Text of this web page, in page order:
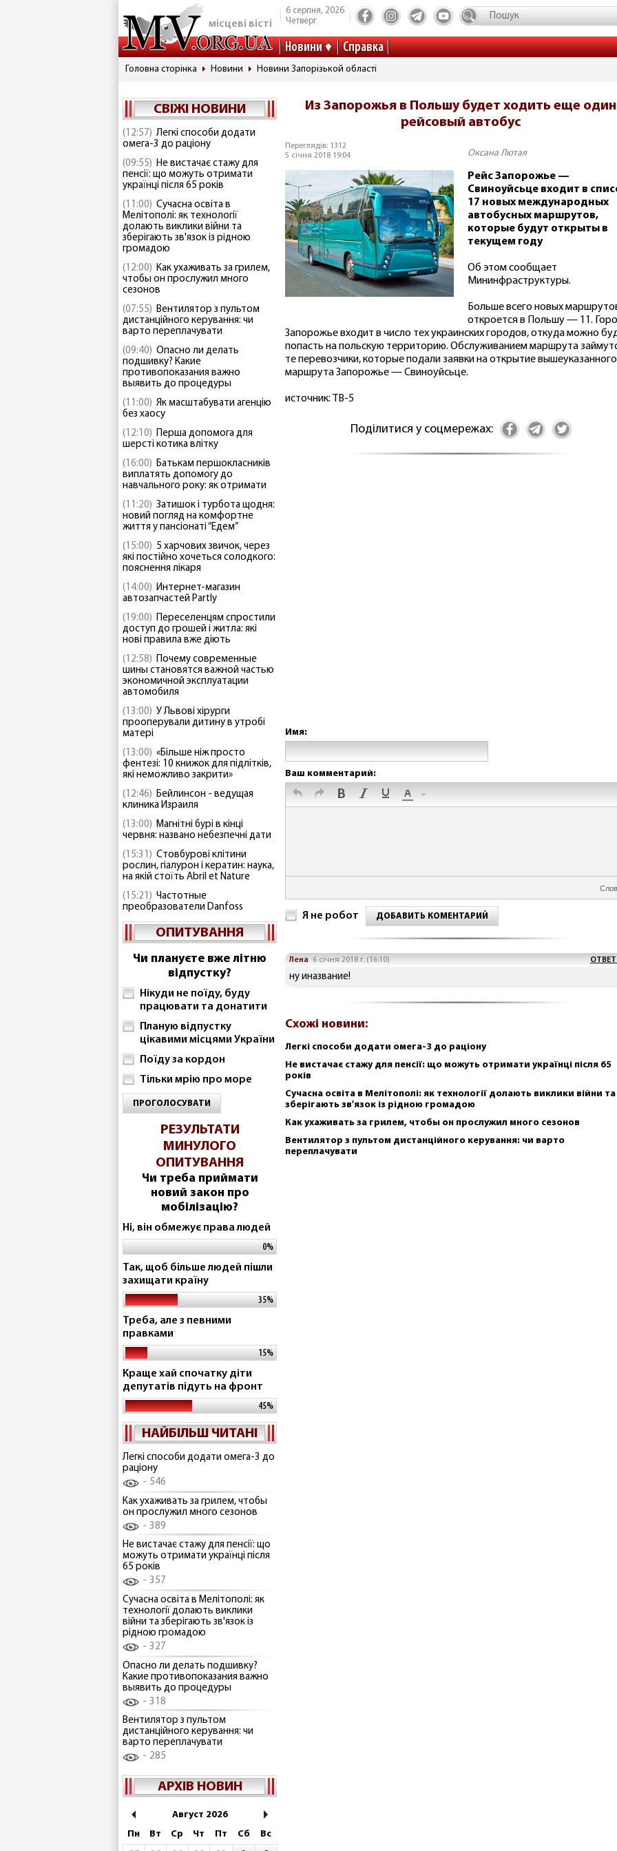
місцеві вісті
6 серпня, 2026
Четверг
Новини Справка
Головна сторінка Новини Новини Запорізькой області
СВІЖІ НОВИНИ
(12:57) Легкі способи додати
омега-3 до раціону
(09:55) Не вистачає стажу для
пенсії: що можуть отримати
українці після 65 років
(11:00) Сучасна освіта в
Мелітополі: як технології
долають виклики війни та
зберігають зв'язок із рідною
громадою
(12:00) Как ухаживать за грилем,
чтобы он прослужил много
сезонов
(07:55) Вентилятор з пультом
дистанційного керування: чи
варто переплачувати
(09:40) Опасно ли делать
подшивку? Какие
противопоказания важно
выявить до процедуры
(11:00) Як масштабувати агенцію
без хаосу
(12:10) Перша допомога для
шерсті котика влітку
(16:00) Батькам першокласників
виплатять допомогу до
навчального року: як отримати
(11:20) Затишок і турбота щодня:
новий погляд на комфортне
життя у пансіонаті “Едем”
(15:00) 5 харчових звичок, через
які постійно хочеться солодкого:
пояснення лікаря
(14:00) Интернет-магазин
автозапчастей Partly
(19:00) Переселенцям спростили
доступ до грошей і житла: які
нові правила вже діють
(12:58) Почему современные
шины становятся важной частью
экономичной эксплуатации
автомобиля
(13:00) У Львові хірурги
прооперували дитину в утробі
матері
(13:00) «Більше ніж просто
фентезі: 10 книжок для підлітків,
які неможливо закрити»
(12:46) Бейлинсон - ведущая
клиника Израиля
(13:00) Магнітні бурі в кінці
червня: названо небезпечні дати
(15:31) Стовбурові клітини
рослин, гіалурон і кератин: наука,
на якій стоїть Abril et Nature
(15:21) Частотные
преобразователи Danfoss
ОПИТУВАННЯ
Чи плануєте вже літню
відпустку?
Нікуди не поїду, буду
працювати та донатити
Планую відпустку
цікавими місцями України
Поїду за кордон
Тільки мрію про море
ПРОГОЛОСУВАТИ
РЕЗУЛЬТАТИ
МИНУЛОГО
ОПИТУВАННЯ
Чи треба приймати
новий закон про
мобілізацію?
Ні, він обмежує права людей
0%
Так, щоб більше людей пішли
захищати країну
35%
Треба, але з певними
правками
15%
Краще хай спочатку діти
депутатів підуть на фронт
45%
НАЙБІЛЬШ ЧИТАНІ
Легкі способи додати омега-3 до
раціону
546
Как ухаживать за грилем, чтобы
он прослужил много сезонов
389
Не вистачає стажу для пенсії: що
можуть отримати українці після
65 років
357
Сучасна освіта в Мелітополі: як
технології долають виклики
війни та зберігають зв'язок із
рідною громадою
327
Опасно ли делать подшивку?
Какие противопоказания важно
выявить до процедуры
318
Вентилятор з пультом
дистанційного керування: чи
варто переплачувати
285
АРХІВ НОВИН
Август 2026
Пн
Вт Ср Чт Пт Сб
Вс
Из Запорожья в Польшу будет ходить еще один
рейсовый автобус
Переглядів: 1312
5 січня 2018 19:04
Оксана Лютая
Рейс Запорожье —
Свиноуйсьце входит в
17 новых международных
автобусных маршрутов,
которые будут открыты в
текущем году
Об этом сообщает
Мининфраструктуры.
Больше всего новых
откроется в Польшу — 11.
Запорожье входит в число тех украинских городов, откуда можно
попасть на польскую территорию. Обслуживанием маршрута
те перевозчики, которые подали заявки на открытие вышеуказанного
маршрута Запорожье — Свиноуйсьце.
источник: ТВ-5
Поділитися у соцмережах:
Имя:
Ваш комментарий:
Я не робот ДОБАВИТЬ КОМЕНТАРИЙ
Лена 6 січня 2018 г. (16:10)
ну иназвание!
Схожі новини:
Легкі способи додати омега-3 до раціону
Не вистачає стажу для пенсії: що можуть отримати українці після 65
років
Сучасна освіта в Мелітополі: як технології долають виклики війни та
зберігають зв'язок із рідною громадою
Как ухаживать за грилем, чтобы он прослужил много сезонов
Вентилятор з пультом дистанційного керування: чи варто
переплачувати